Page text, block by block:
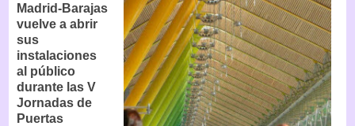
Madrid-Barajas
vuelve a abrir
sus
instalaciones
al público
durante las V
Jornadas de
Puertas